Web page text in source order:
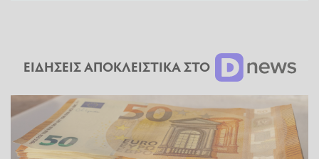
ΕΙΔΗΣΕΙΣ ΑΠΟΚΛΕΙΣΤΙΚΑ ΣΤΟ